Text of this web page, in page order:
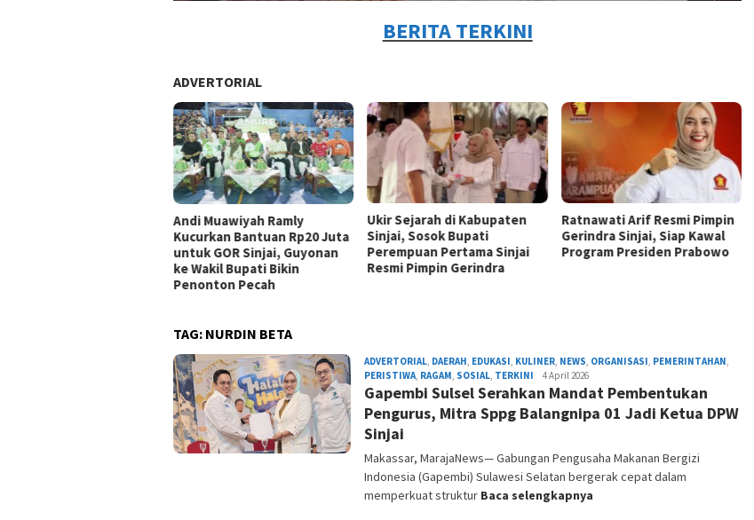
BERITA TERKINI
ADVERTORIAL
Andi Muawiyah Ramly
Kucurkan Bantuan Rp20 Juta
untuk GOR Sinjai, Guyonan
ke Wakil Bupati Bikin
Penonton Pecah
Ukir Sejarah di Kabupaten
Sinjai, Sosok Bupati
Perempuan Pertama Sinjai
Resmi Pimpin Gerindra
Ratnawati Arif Resmi Pimpin
Gerindra Sinjai, Siap Kawal
Program Presiden Prabowo
TAG: NURDIN BETA
ADVERTORIAL, DAERAH, EDUKASI, KULINER, NEWS, ORGANISASI, PEMERINTAHAN,
PERISTIWA, RAGAM, SOSIAL, TERKINI Admin
Redaksi
4 April 2026
Gapembi Sulsel Serahkan Mandat Pembentukan
Pengurus, Mitra Sppg Balangnipa 01 Jadi Ketua DPW
Sinjai
Makassar, MarajaNews— Gabungan Pengusaha Makanan Bergizi
Indonesia (Gapembi) Sulawesi Selatan bergerak cepat dalam
memperkuat struktur Baca selengkapnya